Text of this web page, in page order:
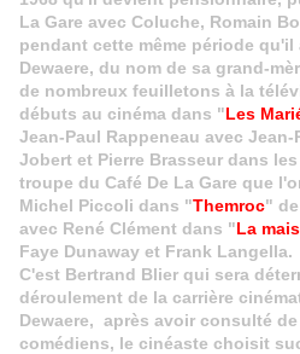
La Gare avec Coluche, Romain
pendant cette même période
Dewaere, du nom de sa grand-
de nombreux feuilletons à la
débuts au cinéma dans "Les
Jean-Paul Rappeneau avec
Jobert et Pierre Brasseur dans
troupe du Café De La Gare que
Michel Piccoli dans "Themroc"
avec René Clément dans "La
Faye Dunaway et Frank Langella.
C'est Bertrand Blier qui sera
déroulement de la carrière
Dewaere, après avoir consulté
comédiens, le cinéaste choisit